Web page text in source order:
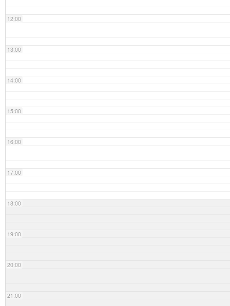
12:00
13:00
14:00
15:00
16:00
17:00
18:00
19:00
20:00
21:00